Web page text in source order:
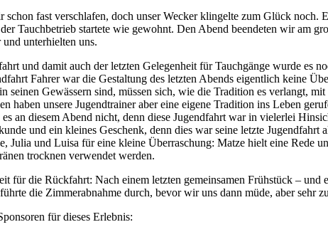
schon fast verschlafen, doch unser Wecker klingelte zum Glück
Tauchbetrieb startete wie gewohnt. Den Abend beendeten wir am
unterhielten uns.
und damit auch der letzten Gelegenheit für Tauchgänge wurde es
Fahrer war die Gestaltung des letzten Abends eigentlich keine
seinen Gewässern sind, müssen sich, wie die Tradition es verlangt,
haben unsere Jugendtrainer aber eine eigene Tradition ins Leben
an diesem Abend nicht, denn diese Jugendfahrt war in vielerlei
und ein kleines Geschenk, denn dies war seine letzte
Julia und Luisa für eine kleine Überraschung: Matze hielt eine Rede
trocknen verwendet werden.
für die Rückfahrt: Nach einem letzten gemeinsamen Frühstück –
die Zimmerabnahme durch, bevor wir uns dann müde, aber
für dieses Erlebnis: